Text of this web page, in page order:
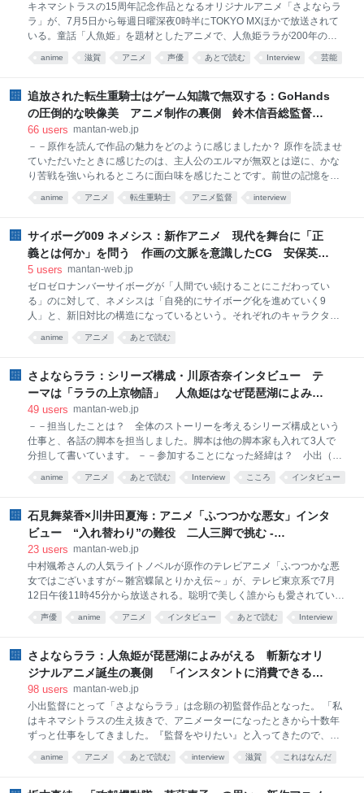
キネマシトラスの15周年記念作品となるオリジナルアニメ「さよならラ
ラ」が、7月5日から毎週日曜深夜0時半にTOKYO MXほかで放送されて
いる。童話「人魚姫」を題材としたアニメで、人魚姫ララが200年の時
を経て、現代の琵琶湖によみがえる。滋賀出身の小出卓史さんが監督を
務め、菱川花菜さんが主人公・ララ、川石奈奈さんがララと生活するこ
る。川石さんは滋賀出身で、アニメのメインキャラクターを初めて演じ
る新人だ。「人魚姫」「滋賀」と意外な組み合わせなど謎も多いが、一
体どんなアニメなのだろうか。菱川さん、川石さんに作品にかける思い
anime 滋賀 アニメ 声優 あとで読む Interview 芸能
追放された転生重騎士はゲーム知識で無双する：GoHands
の圧倒的な映像美 アニメ制作の裏側 鈴木信吾総監督イ
ンタビュー - MANTANWEB（まんたんウェブ）
66 users mantan-web.jp
－－原作を読んで作品の魅力をどのように感じましたか？ 原作を読ませ
ていただいたときに感じたのは、主人公のエルマが無双とは逆に、かな
り苦戦を強いられるところに面白味を感じたことです。前世の記憶を持
ったまま生きるエルマの感情と、重騎士としてのし上がっていく喜びの
表情の表現に気を付けて作りたいと考えておりました。 －－アニメ化で
りです。見ている視聴者様が気になって見続けてしまう要素のキモがそ
こにあると思っていますので、原作の雰囲気を壊さずに、さらに盛り上
げる方向を模索し続けております。 －－GoHandsの映像はこれまでも
てきました。GoHandsの魅力は？ 弊社の作品作りは常に全従業員が一
つの作品に集中し制作を行い、全員一丸となって一つの作品を作り上げ
ることだと思って
anime アニメ 転生重騎士 アニメ監督 interview
サイボーグ009 ネメシス：新作アニメ 現代を舞台に「正
義とは何か」を問う 作画の文脈を意識したCG 安保英樹
監督インタビュー - MANTANWEB（まんたんウェブ）
5 users mantan-web.jp
ゼロゼロナンバーサイボーグが「人間でい続けることにこだわってい
る」のに対して、ネメシスは「自発的にサイボーグ化を進めていく9
人」と、新旧対比の構造になっているという。それぞれのキャラクター
に関しては、「内容的に結構シリアスなので、ビジュアルは原作よりリ
アルめにしています。CGとの相性もありますが、そのほうが作品の雰囲
2Dアニメ、CGアニメとさまざまなアニメが制作されてきた「サイボー
グ009」において、新作では「作画的なCGアニメ」を目指した。 「今作
はCGアニメなのですが、見た目、動きに関しても、作画アニメの表現を
いきました。CGアニメはそのまま作ってしまうと、ぬるぬると動くよう
な表現になってしまう場合もありますが、タメ・ツメを見せたり、コマ
を抜いたりすることで
anime アニメ あとで読む
さよならララ：シリーズ構成・川原杏奈インタビュー テ
ーマは「ララの上京物語」 人魚姫はなぜ琵琶湖によみが
えった？ - MANTANWEB（まんたんウェブ）
49 users mantan-web.jp
－－担当したことは？ 全体のストーリーを考えるシリーズ構成という
仕事と、各話の脚本を担当しました。脚本は他の脚本家も入れて3人で
分担して書いています。 －－参加することになった経緯は？ 小出（卓
史）さんを監督とするキネマシトラスのチームが若手の脚本家を探して
いるということで、私の大学時代からの友人である中西基樹監督がチー
トラスに伺い、その時点の企画書を読ませていただき、この作品を自分
ならどうしたいか話したところ、一緒に作品を作ろうという流れになり
ました。 －－現代の滋賀、琵琶湖が舞台というのが斬新です。アイデア
湖」というモチーフは決まっていました。元々、小出さんの中に大きく
あったモチーフだったと思います。そこからお客さんに手に取りやすい
ストーリーにするにはどうした
anime アニメ あとで読む Interview こころ インタビュー
石見舞菜香×川井田夏海：アニメ「ふつつかな悪女」インタ
ビュー “入れ替わり”の難役 二人三脚で挑む -
MANTANWEB（まんたんウェブ）
23 users mantan-web.jp
中村颯希さんの人気ライトノベルが原作のテレビアニメ「ふつつかな悪
女ではございますが～雛宮蝶鼠とりかえ伝～」が、テレビ東京系で7月
12日午後11時45分から放送される。聡明で美しく誰からも愛されてい
て“殿下の胡蝶”と呼ばれている黄玲琳、劣等感が強く、卑劣な言動から
悪女と呼ばれ皆から嫌われている朱慧月という正反対の二人の少女が入
菜香さん、慧月役の川井田夏海さんが出演する。入れ替わってしまうと
いう難役に挑んだ石見さん、川井田さんに収録の裏側を聞いた。
声優 anime アニメ インタビュー あとで読む Interview
さよならララ：人魚姫が琵琶湖によみがえる 斬新なオリ
ジナルアニメ誕生の裏側 「インスタントに消費できるア
ニメは作りたくなかった」 小出卓史監督インタビュー -
MANTANWEB（まんたんウェブ）
98 users mantan-web.jp
小出監督にとって「さよならララ」は念願の初監督作品となった。 「私
はキネマシトラスの生え抜きで、アニメーターになったときから十数年
ずっと仕事をしてきました。『監督をやりたい』と入ってきたので、い
つかという思いがありました。この作品の前に携わっていた作品が終わ
ったタイミングが2021年の夏頃でした。当時のキネマシトラスの社長で
anime アニメ あとで読む interview 滋賀 これはなんだ